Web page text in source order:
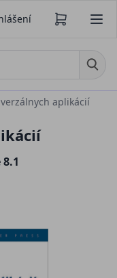
aplikácií